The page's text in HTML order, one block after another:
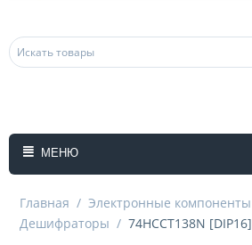
МЕНЮ
Главная / Электронные компоненты
Дешифраторы / 74HCCT138N [DIP16]